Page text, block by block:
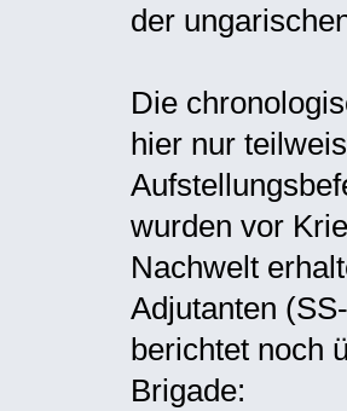
der
Die
hier nur
wurden vor
Nachwelt
Adjutanten
berichtet noch
Brigade: